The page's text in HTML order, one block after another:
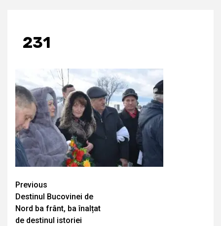
231
Continue
Reading
Previous
Destinul Bucovinei de
Nord ba frânt, ba înalțat
de destinul istoriei